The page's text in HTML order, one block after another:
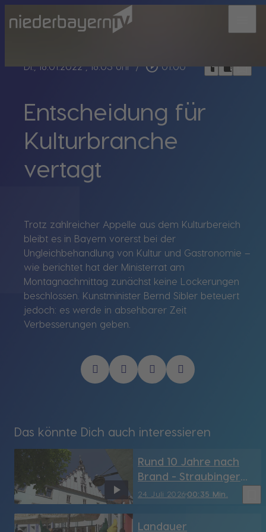
Di., 18.01.2022, 18:03 Uhr / play_circle_outline 01:00 headphoneschrome_reader_modebookmark_border
Entscheidung für
Kulturbranche
vertagt
Trotz zahlreicher Appelle aus dem Kulturbereich
bleibt es in Bayern vorerst bei der
Ungleichbehandlung von Kultur und Gastronomie –
wie berichtet hat der Ministerrat am
Montagnachmittag zunächst keine Lockerungen
beschlossen. Kunstminister Bernd Sibler beteuert
jedoch: es werde in absehbarer Zeit
Verbesserungen geben.
Das könnte Dich auch interessieren
24. Juli 202600:35 Min.
Rund 10 Jahre nach
Brand - Straubinger
Rathaus hat sein
Türmchen wieder (SR)
Landauer